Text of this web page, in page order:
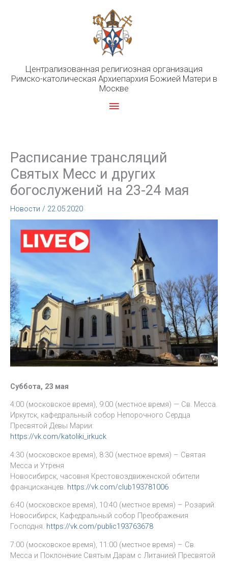
Централизованная религиозная организация
Римско-католическая Архиепархия Божией Матери в
Москве
Главное
Расписание трансляций
Святых Месс и других
богослужений на 23-24 мая
Новости / 22.05.2020
Суббота, 23 мая
4:00 (московское время), 9:00 (местное время) — Св. Месса.
Иркутск, кафедральный собор Непорочного Сердца
Пресвятой Девы Марии:
https://vk.com/katoliki_irkuck
4:30 (московское время), 8:30 (местное время) – Святая
Месса и Утреня
Новосибирск, часовня Крестовоздвиженской обители
францисканцев. https://vk.com/club193781006
6:40 (московское время), 10:40 (местное время) – Розарий.
Новосибирск, Кафедральный собор Преображения
Господня. https://vk.com/public193763678
7:00 (московское время), 11:00 (местное время) – Св.
Месса и Поклонение Святым Дарам с Литанией Пресвятой